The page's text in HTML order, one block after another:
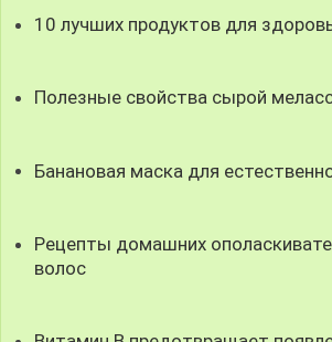
10 лучших продуктов для
Полезные свойства сырой
Банановая маска для
Рецепты домашних
волос